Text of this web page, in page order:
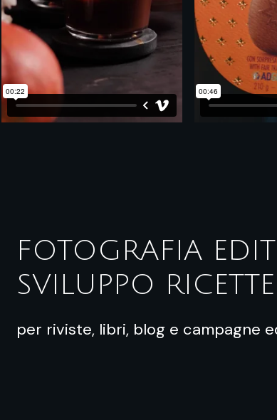
FOTOGRAFIA
SVILUPPO RICETTE
per riviste, libri, blog e campagne